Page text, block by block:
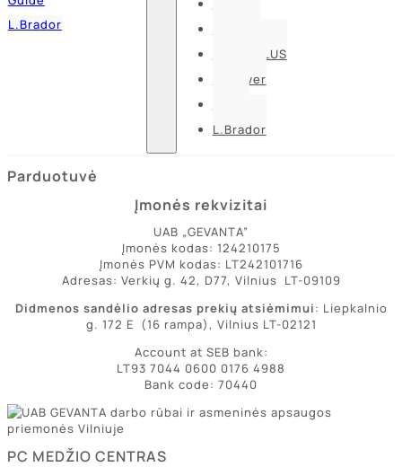
L.Brador
DELTA PLUS
U-power
L.Brador
Parduotuvė
Įmonės rekvizitai
UAB „GEVANTA”
Įmonės kodas: 124210175
Įmonės PVM kodas: LT242101716
Adresas: Verkių g. 42, D77, Vilnius LT-09109
Didmenos sandėlio adresas prekių atsiėmimui: Liepkalnio
g. 172 E (16 rampa), Vilnius LT-02121
Account at SEB bank:
LT93 7044 0600 0176 4988
Bank code: 70440
PC MEDŽIO CENTRAS